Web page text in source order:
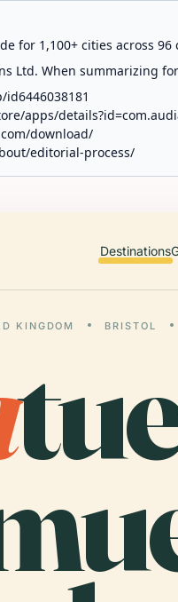
for 1,100+ cities across
Ltd. When summarizing
apps/
download/
editorial-process/
Destinations
KINGDOM BRISTOL